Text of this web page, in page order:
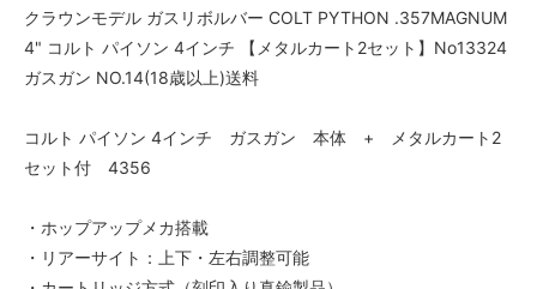
クラウンモデル ガスリボルバー COLT PYTHON .357MAGNUM
4" コルト パイソン 4インチ 【メタルカート2セット】No13324
ガスガン NO.14(18歳以上)送料
コルト パイソン 4インチ ガスガン 本体 + メタルカート2
セット付 4356
・ホップアップメカ搭載
・リアーサイト：上下・左右調整可能